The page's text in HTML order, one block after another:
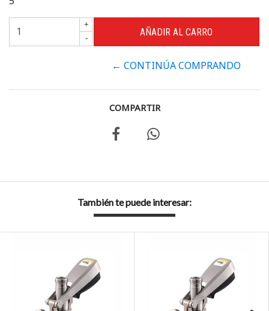
+
-
← CONTINÚA COMPRANDO
COMPARTIR
También te puede interesar: